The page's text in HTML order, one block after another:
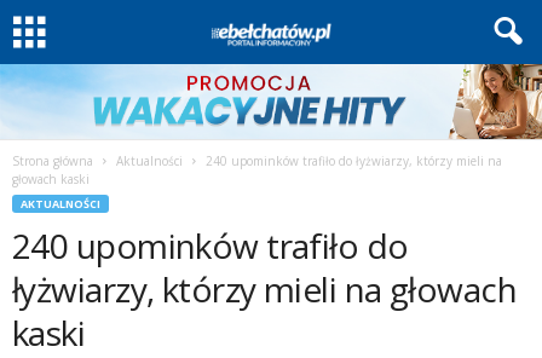
Strona główna Aktualności
240 upominków trafiło do łyżwiarzy, którzy mieli na
głowach kaski
AKTUALNOŚCI
240 upominków trafiło do
łyżwiarzy, którzy mieli na głowach
kaski